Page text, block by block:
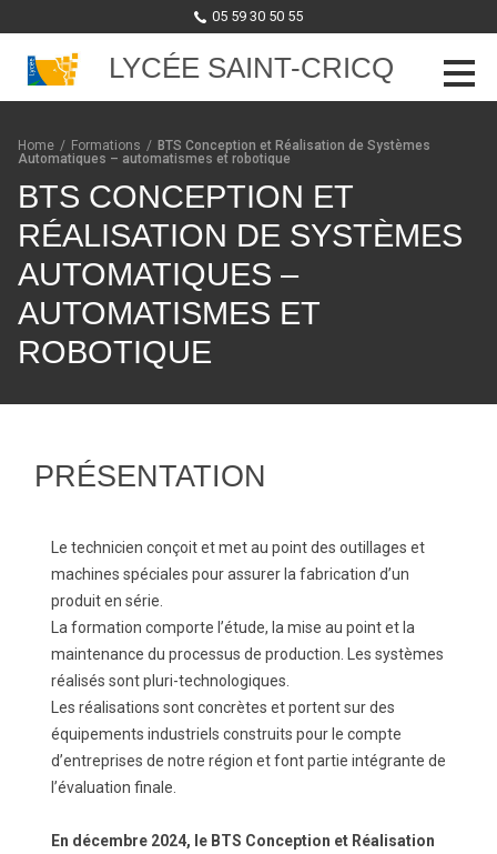
05 59 30 50 55
LYCÉE SAINT-CRICQ
Skip to content
Home / Formations / BTS Conception et Réalisation de Systèmes
Automatiques – automatismes et robotique
BTS CONCEPTION ET
RÉALISATION DE SYSTÈMES
AUTOMATIQUES –
AUTOMATISMES ET
ROBOTIQUE
PRÉSENTATION
Le technicien conçoit et met au point des outillages et
machines spéciales pour assurer la fabrication d’un
produit en série.
La formation comporte l’étude, la mise au point et la
maintenance du processus de production. Les systèmes
réalisés sont pluri-technologiques.
Les réalisations sont concrètes et portent sur des
équipements industriels construits pour le compte
d’entreprises de notre région et font partie intégrante de
l’évaluation finale.
En décembre 2024, le BTS Conception et Réalisation